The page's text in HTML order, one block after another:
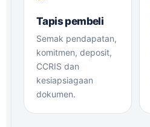
Tapis pembeli
Semak pendapatan,
komitmen, deposit,
CCRIS dan
kesiapsiagaan
dokumen.